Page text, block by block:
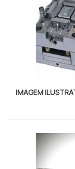
criados por
IMAGEM